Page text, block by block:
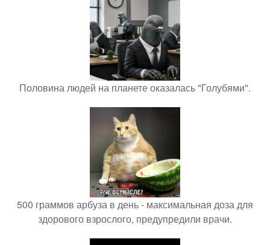
Половина людей на планете оказалась "Голубями".
500 граммов арбуза в день - максимальная доза для
здорового взрослого, предупредили врачи.